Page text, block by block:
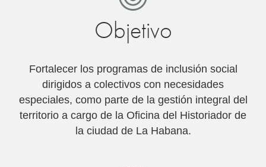
Objetivo
Fortalecer los programas de inclusión social
dirigidos a colectivos con necesidades
especiales, como parte de la gestión integral del
territorio a cargo de la Oficina del Historiador de
la ciudad de La Habana.